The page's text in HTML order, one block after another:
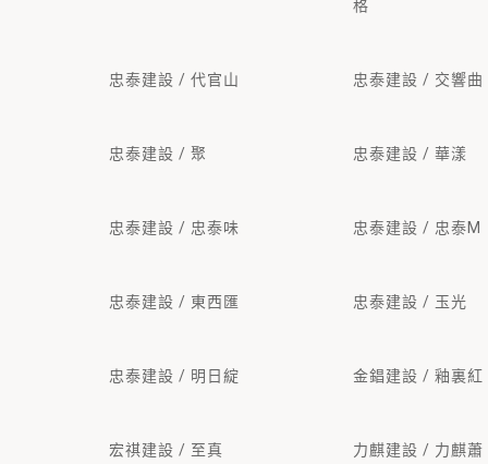
格
忠泰建設 / 代官山 忠泰建設 / 交響曲
忠泰建設 / 聚 忠泰建設 / 華漾
忠泰建設 / 忠泰味 忠泰建設 / 忠泰M
忠泰建設 / 東西匯 忠泰建設 / 玉光
忠泰建設 / 明日綻 金錩建設 / 釉裏紅
宏祺建設 / 至真
力麒建設 / 力麒蕭